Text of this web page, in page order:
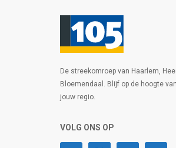
De streekomroep van Haarlem,
Bloemendaal. Blijf op de hoogte
jouw regio.
VOLG ONS OP